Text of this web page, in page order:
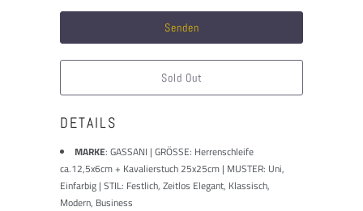
verfügbar
ist:
Sold Out
DETAILS
MARKE: GASSANI | GRÖSSE: Herrenschleife
ca.12,5x6cm + Kavalierstuch 25x25cm | MUSTER: Uni,
Einfarbig | STIL: Festlich, Zeitlos Elegant, Klassisch,
Modern, Business